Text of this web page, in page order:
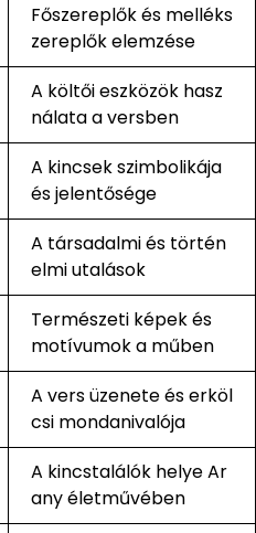
Főszereplők és melléks
zereplők elemzése
A költői eszközök hasz
nálata a versben
A kincsek szimbolikája
és jelentősége
A társadalmi és történ
elmi utalások
Természeti képek és
motívumok a műben
A vers üzenete és erköl
csi mondanivalója
A kincstalálók helye Ar
any életművében